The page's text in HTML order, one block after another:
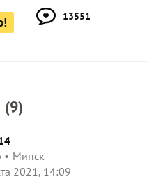
13551
(9)
Минск
2021, 14:09